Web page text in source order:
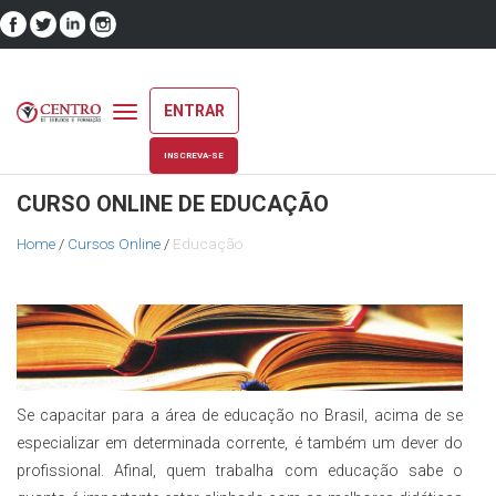
Toggle
navigation
ENTRAR
INSCREVA-SE
CURSO ONLINE DE EDUCAÇÃO
Home / Cursos Online / Educação
Se capacitar para a área de educação no Brasil, acima de se
especializar em determinada corrente, é também um dever do
profissional. Afinal, quem trabalha com educação sabe o